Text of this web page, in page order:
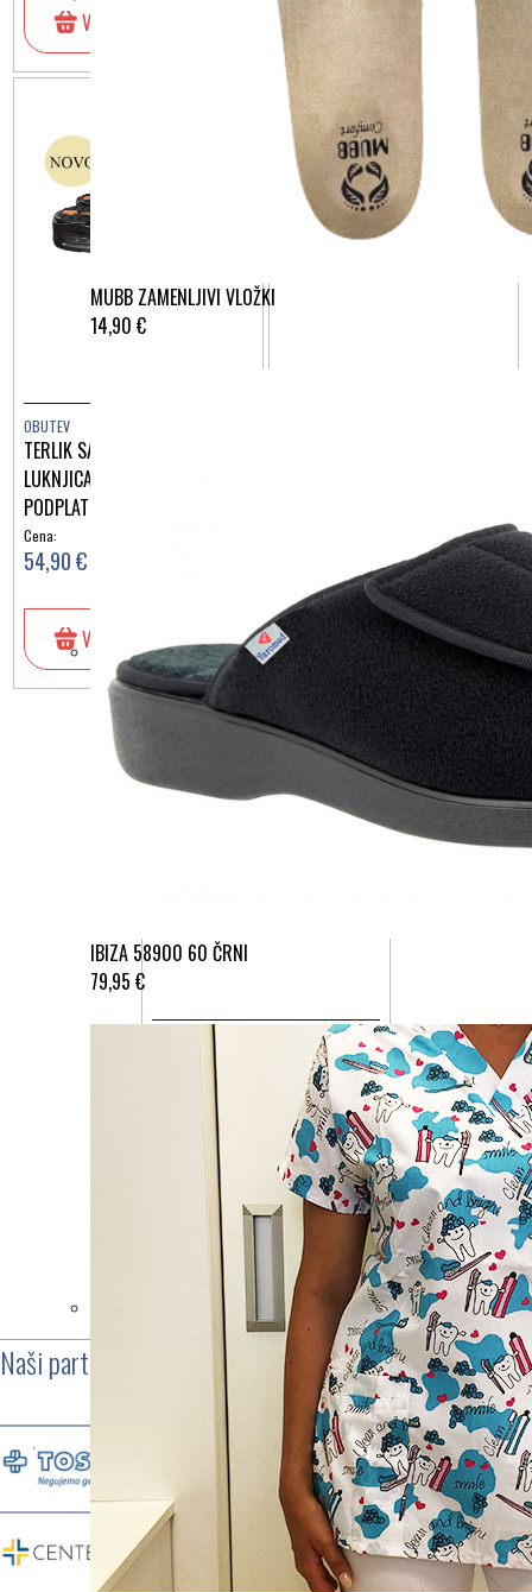
MUBB ZAMENLJIVI VLOŽKI
14,90 €
IBIZA 58900 60 ČRNI
79,95 €
V košarico V košarico
OBUTEV
TERLIK SABO MASSAGE ČRNI Z
LUKNJICAMI IN ČRNIM
PODPLATOM ST153
Cena:
54,90 €
V košarico V košarico
TERLIK SABO MASSAGE
VIJOLIČNI METULJI ST1256
V košarico
Naši partnerji